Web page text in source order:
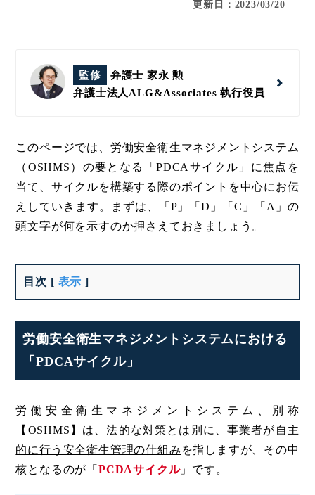
更新日：2023/03/20
監修
弁護士 家永 勲
弁護士法人ALG&Associates執行役員
このページでは、労働安全衛生マネジメントシステム
（OSHMS）の要となる「PDCAサイクル」に焦点を
当て、サイクルを構築する際のポイントを中心にお伝
えしていきます。まずは、「P」「D」「C」「A」の
頭文字が何を示すのか押さえておきましょう。
目次 [ 表示 ]
労働安全衛生マネジメントシステムにおける
「PDCAサイクル」
労働安全衛生マネジメントシステム、別称
【OSHMS】は、法的な対策とは別に、 事業者が自主
的に行う安全衛生管理の仕組み を指しますが、その中
核となるのが「 PCDAサイクル」です。